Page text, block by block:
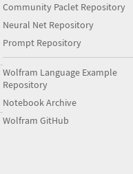
Community Paclet Repository
Neural Net Repository
Prompt Repository
Wolfram Language Example
Repository
Notebook Archive
Wolfram GitHub